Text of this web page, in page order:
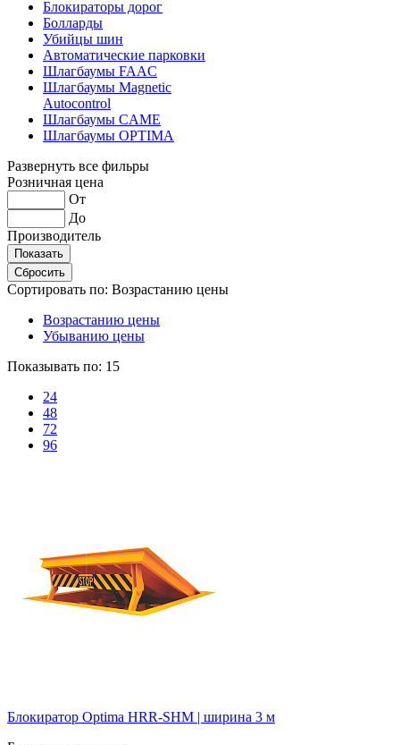
Блокираторы дорог
Болларды
Убийцы шин
Автоматические парковки
Шлагбаумы FAAC
Шлагбаумы Magnetic
Autocontrol
Шлагбаумы CAME
Шлагбаумы OPTIMA
Развернуть все фильры
Розничная цена
От
До
Производитель
Сортировать по: Возрастанию цены
Возрастанию цены
Убыванию цены
Показывать по: 15
24
48
72
96
Блокиратор Optima HRR-SHM | ширина 3 м